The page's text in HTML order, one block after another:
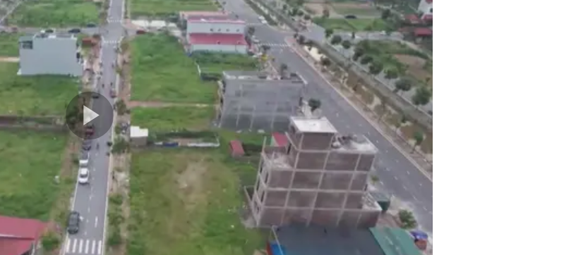
Play
Video